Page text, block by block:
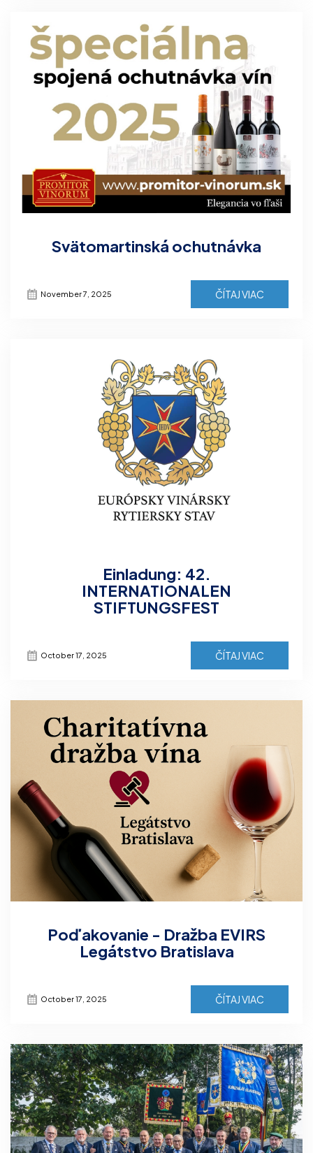
Svätomartinská ochutnávka
November 7, 2025 ČÍTAJ VIAC
Einladung: 42.
INTERNATIONALEN
STIFTUNGSFEST
October 17, 2025 ČÍTAJ VIAC
Poďakovanie - Dražba EVIRS
Legátstvo Bratislava
October 17, 2025 ČÍTAJ VIAC